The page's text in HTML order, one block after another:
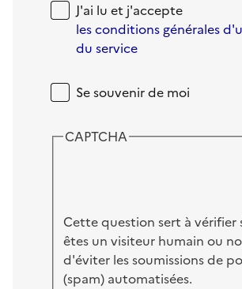
J'ai lu et j'accepte
les conditions générales
du service
Se souvenir de moi
CAPTCHA
Cette question sert à vérifier
êtes un visiteur humain ou
d'éviter les soumissions de
(spam) automatisées.